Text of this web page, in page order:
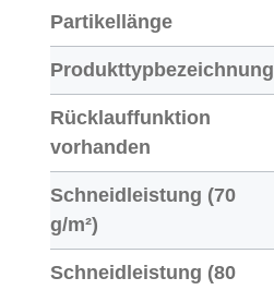
Partikellänge
Produkttypbezeichnung
Rücklauffunktion
vorhanden
Schneidleistung (70
g/m²)
Schneidleistung (80